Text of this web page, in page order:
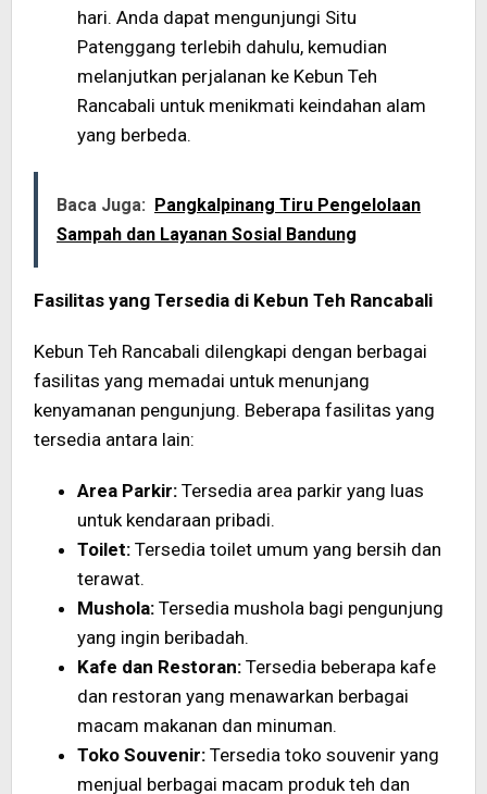
hari. Anda dapat mengunjungi Situ
Patenggang terlebih dahulu, kemudian
melanjutkan perjalanan ke Kebun Teh
Rancabali untuk menikmati keindahan alam
yang berbeda.
Baca Juga: Pangkalpinang Tiru Pengelolaan
Sampah dan Layanan Sosial Bandung
Fasilitas yang Tersedia di Kebun Teh Rancabali
Kebun Teh Rancabali dilengkapi dengan berbagai
fasilitas yang memadai untuk menunjang
kenyamanan pengunjung. Beberapa fasilitas yang
tersedia antara lain:
Area Parkir: Tersedia area parkir yang luas
untuk kendaraan pribadi.
Toilet: Tersedia toilet umum yang bersih dan
terawat.
Mushola: Tersedia mushola bagi pengunjung
yang ingin beribadah.
Kafe dan Restoran: Tersedia beberapa kafe
dan restoran yang menawarkan berbagai
macam makanan dan minuman.
Toko Souvenir: Tersedia toko souvenir yang
menjual berbagai macam produk teh dan